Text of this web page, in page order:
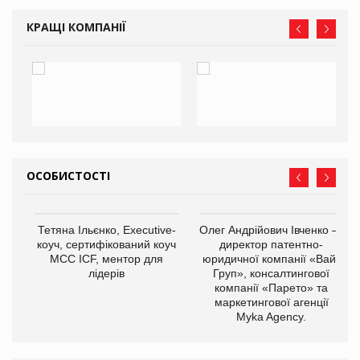
КРАЩІ КОМПАНІЇ
ОСОБИСТОСТІ
Тетяна Ільєнко, Executive-
коуч, сертифікований коуч
МСС ICF, ментор для
лідерів
Олег Андрійович Івченко —
директор патентно-
юридичної компанії «Вайз
Груп», консалтингової
компанії «Парето» та
маркетингової агенції
Myka Agency.